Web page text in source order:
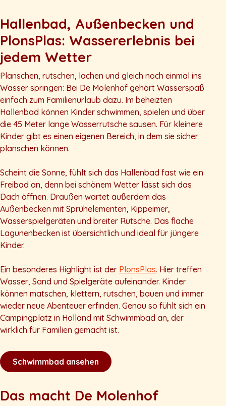
Hallenbad, Außenbecken und
PlonsPlas: Wassererlebnis bei
jedem Wetter
Planschen, rutschen, lachen und gleich noch einmal ins
Wasser springen: Bei De Molenhof gehört Wasserspaß
einfach zum Familienurlaub dazu. Im beheizten
Hallenbad können Kinder schwimmen, spielen und über
die 45 Meter lange Wasserrutsche sausen. Für kleinere
Kinder gibt es einen eigenen Bereich, in dem sie sicher
planschen können.
Scheint die Sonne, fühlt sich das Hallenbad fast wie ein
Freibad an, denn bei schönem Wetter lässt sich das
Dach öffnen. Draußen wartet außerdem das
Außenbecken mit Sprühelementen, Kippeimer,
Wasserspielgeräten und breiter Rutsche. Das flache
Lagunenbecken ist übersichtlich und ideal für jüngere
Kinder.
Ein besonderes Highlight ist der PlonsPlas. Hier treffen
Wasser, Sand und Spielgeräte aufeinander. Kinder
können matschen, klettern, rutschen, bauen und immer
wieder neue Abenteuer erfinden. Genau so fühlt sich ein
Campingplatz in Holland mit Schwimmbad an, der
wirklich für Familien gemacht ist.
Schwimmbad ansehen
Das macht De Molenhof